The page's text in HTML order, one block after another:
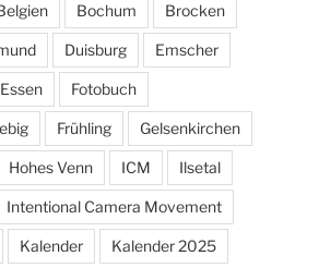
Bochum Brocken
Duisburg Emscher
Essen Fotobuch
Frühling Gelsenkirchen
Hohes Venn ICM Ilsetal
Intentional Camera Movement
Kalender Kalender 2025